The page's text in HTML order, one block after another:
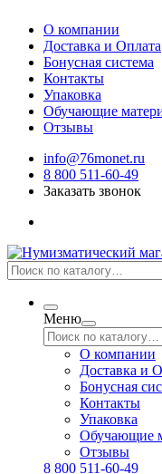
О компании
Доставка и Оплата
Бонусная система
Контакты
Упаковка
Обучающие
Отзывы
info@76monet.ru
8 800 511-60-49
Заказать звонок
Меню
О компании
Доставка и
Бонусная
Контакты
Упаковка
Обучающие
Отзывы
8 800 511-60-49